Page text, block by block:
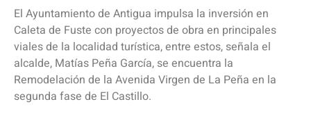
El Ayuntamiento de Antigua impulsa la inversión en
Caleta de Fuste con proyectos de obra en principales
viales de la localidad turística, entre estos, señala el
alcalde, Matías Peña García, se encuentra la
Remodelación de la Avenida Virgen de La Peña en la
segunda fase de El Castillo.